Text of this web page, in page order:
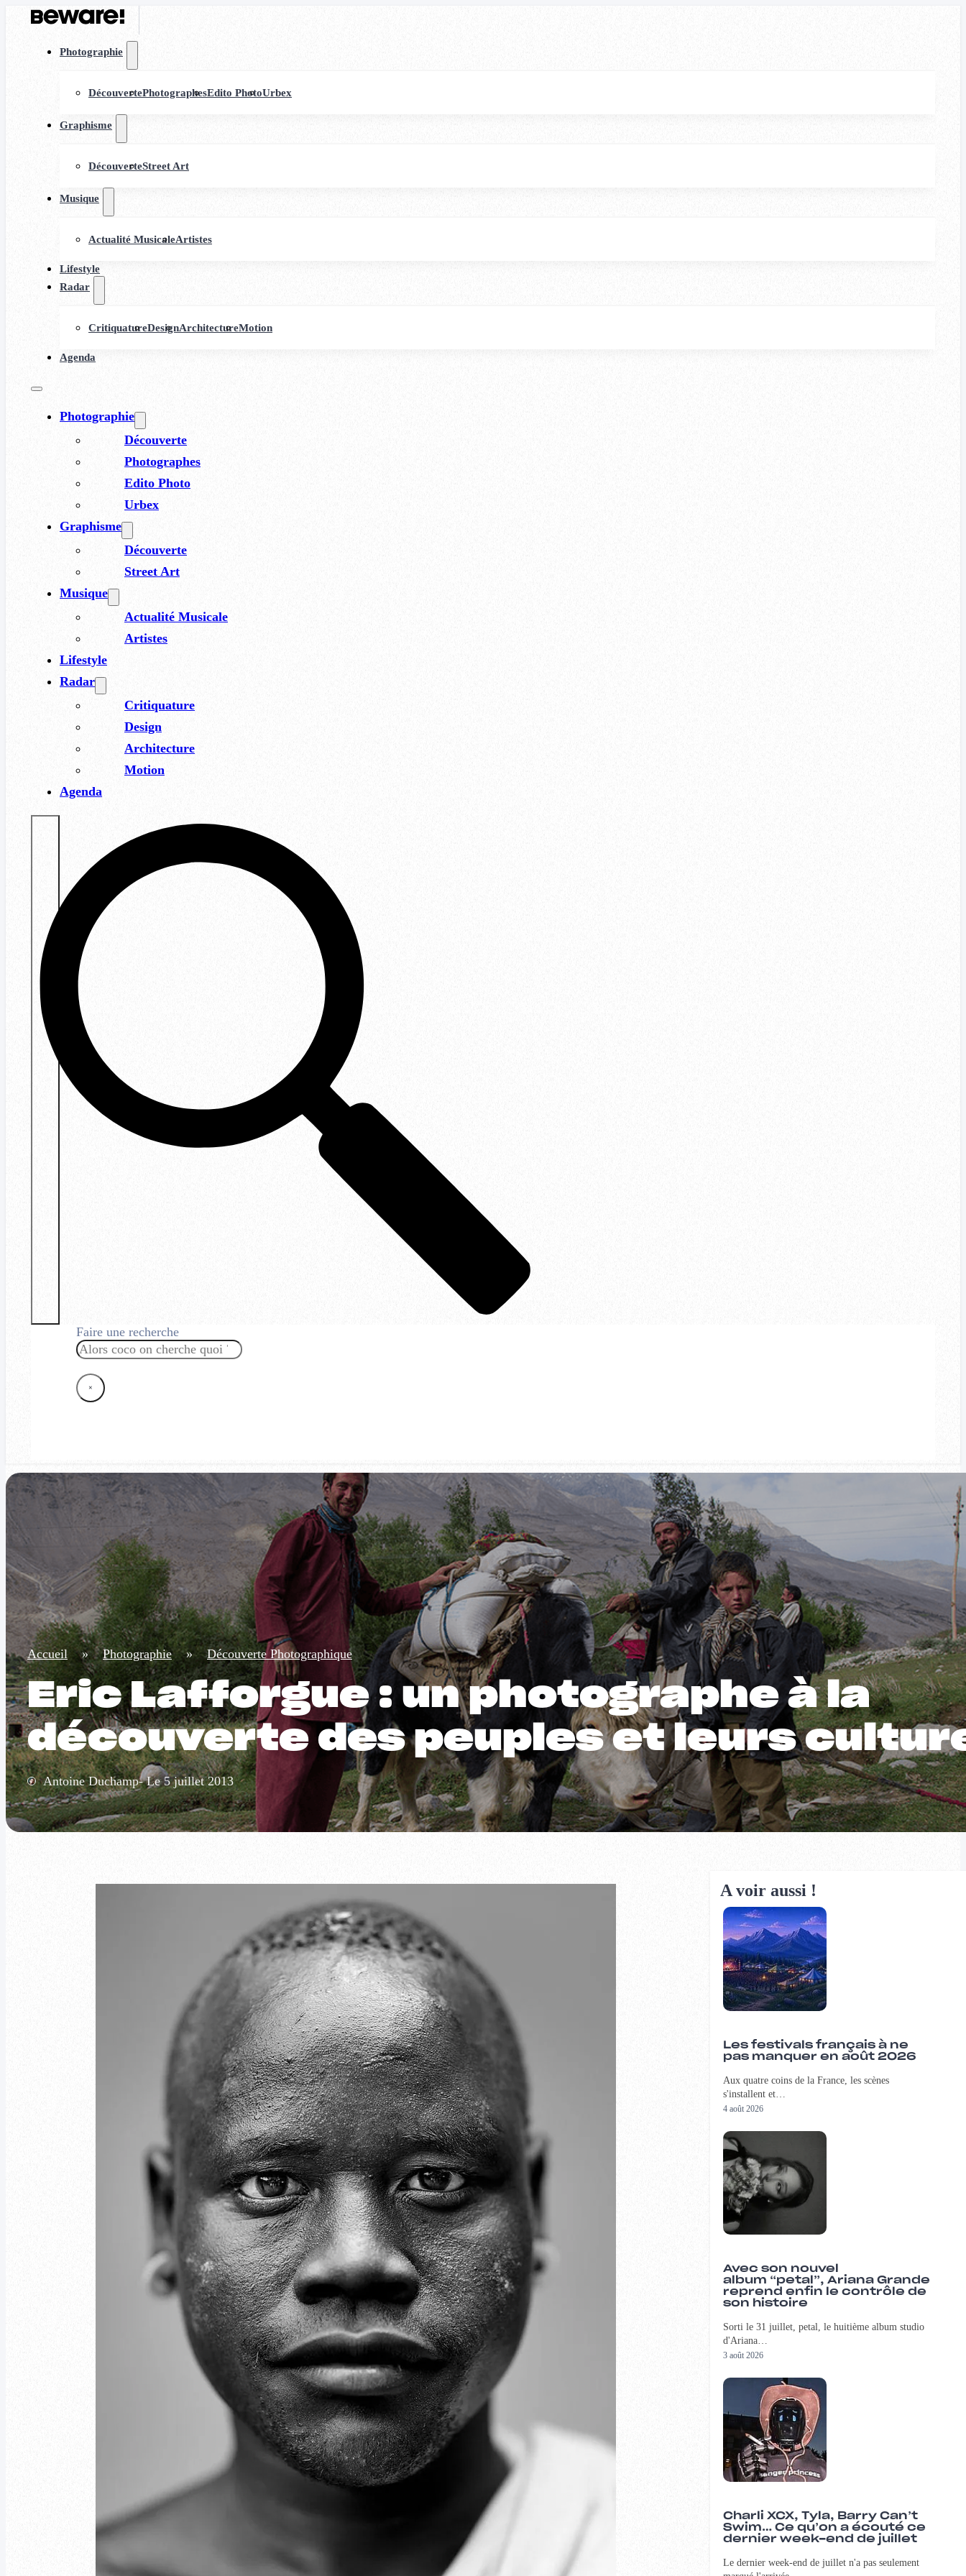
Photographie
DécouvertePhotographesEdito PhotoUrbex
Graphisme
DécouverteStreet Art
Musique
Actualité MusicaleArtistes
Lifestyle
Radar
CritiquatureDesignArchitectureMotion
Agenda
Photographie
Découverte
Photographes
Edito Photo
Urbex
Graphisme
Découverte
Street Art
Musique
Actualité Musicale
Artistes
Lifestyle
Radar
Critiquature
Design
Architecture
Motion
Agenda
Faire une recherche
Rechercher
×
Accueil » Photographie » Découverte Photographique
Eric Lafforgue : un photographe à la
découverte des peuples et leurs
Antoine Duchamp- Le 5 juillet 2013
A voir aussi !
Les festivals français à ne
pas manquer en août 2026
Aux quatre coins de la France, les scènes
s'installent et…
4 août 2026
Avec son nouvel
album “petal”, Ariana Grande
reprend enfin le contrôle de
son histoire
Sorti le 31 juillet, petal, le huitième album studio
d'Ariana…
3 août 2026
Charli XCX, Tyla, Barry Can’t
Swim… Ce qu’on a écouté ce
dernier week-end de juillet
Le dernier week-end de juillet n'a pas seulement